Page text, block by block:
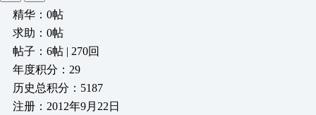
精华：0帖
求助：0帖
帖子：6帖 | 270回
年度积分：29
历史总积分：5187
注册：2012年9月22日